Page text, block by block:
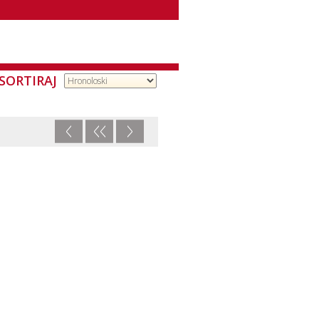
SORTIRAJ
< << >